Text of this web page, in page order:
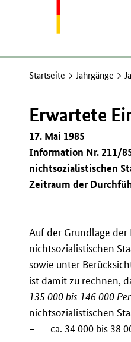
Startseite Jahrgänge
Erwartete
17. Mai 1985
Information Nr. 211/
nichtsozialistischen
Zeitraum der
Auf der Grundlage der
nichtsozialistischen
sowie unter
ist damit zu rechnen,
135 000 bis 146 000
nichtsozialistischen
–
ca. 34 000 bis 38